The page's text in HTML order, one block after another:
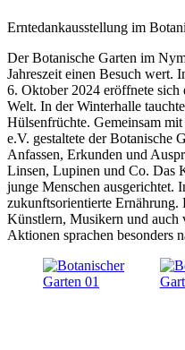
Erntedankausstellung im
Der Botanische Garten im
Jahreszeit einen Besuch wert.
6. Oktober 2024 eröffnete sich
Welt. In der Winterhalle
Hülsenfrüchte. Gemeinsam
e.V. gestaltete der Botanische
Anfassen, Erkunden und
Linsen, Lupinen und Co. Das
junge Menschen ausgerichtet.
zukunftsorientierte Ernährung.
Künstlern, Musikern und auch
Aktionen sprachen besonders